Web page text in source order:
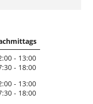
- 13:00
- 18:00
- 13:00
- 18:00